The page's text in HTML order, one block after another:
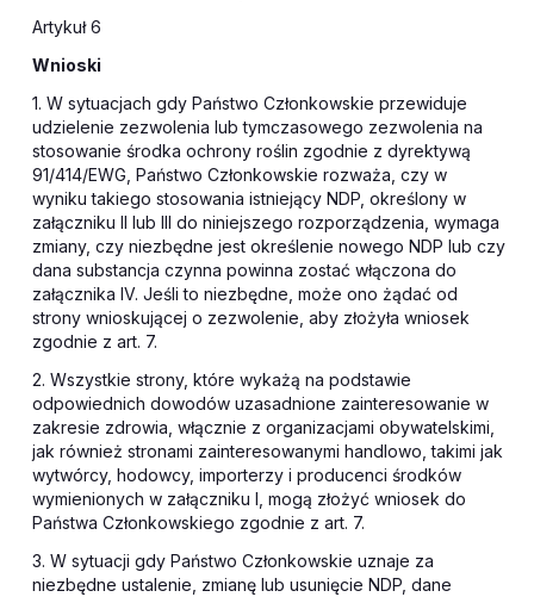
Artykuł 6
Wnioski
1. W sytuacjach gdy Państwo Członkowskie przewiduje
udzielenie zezwolenia lub tymczasowego zezwolenia na
stosowanie środka ochrony roślin zgodnie z dyrektywą
91/414/EWG, Państwo Członkowskie rozważa, czy w
wyniku takiego stosowania istniejący NDP, określony w
załączniku II lub III do niniejszego rozporządzenia, wymaga
zmiany, czy niezbędne jest określenie nowego NDP lub czy
dana substancja czynna powinna zostać włączona do
załącznika IV. Jeśli to niezbędne, może ono żądać od
strony wnioskującej o zezwolenie, aby złożyła wniosek
zgodnie z art. 7.
2. Wszystkie strony, które wykażą na podstawie
odpowiednich dowodów uzasadnione zainteresowanie w
zakresie zdrowia, włącznie z organizacjami obywatelskimi,
jak również stronami zainteresowanymi handlowo, takimi jak
wytwórcy, hodowcy, importerzy i producenci środków
wymienionych w załączniku I, mogą złożyć wniosek do
Państwa Członkowskiego zgodnie z art. 7.
3. W sytuacji gdy Państwo Członkowskie uznaje za
niezbędne ustalenie, zmianę lub usunięcie NDP, dane